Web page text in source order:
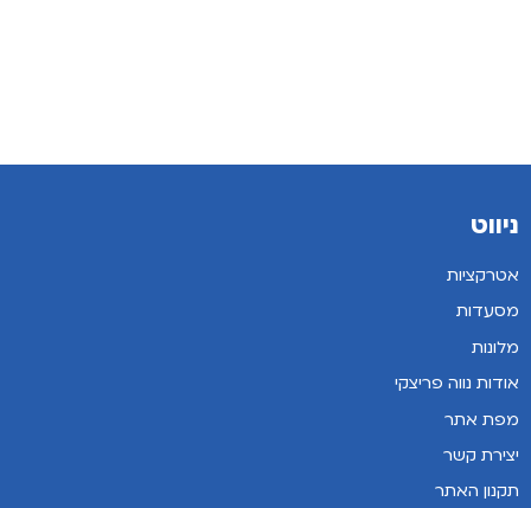
ניווט
אטרקציות
מסעדות
מלונות
אודות נווה פריצקי
מפת אתר
יצירת קשר
תקנון האתר